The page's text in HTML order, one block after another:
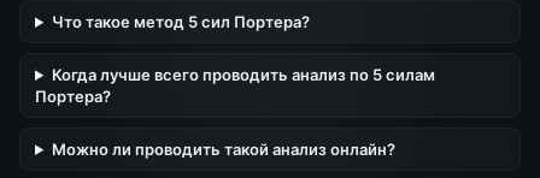
Что такое метод 5 сил Портера?
Когда лучше всего проводить анализ по 5 силам
Портера?
Можно ли проводить такой анализ онлайн?